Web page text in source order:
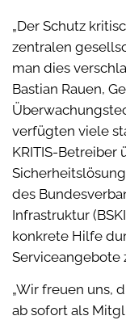
„Der Schutz
zentralen
man dies
Bastian Rauen,
verfügten viele
KRITIS-Betreiber
des
Infrastruktur
konkrete Hilfe
Serviceangebote
„Wir freuen uns,
ab sofort als